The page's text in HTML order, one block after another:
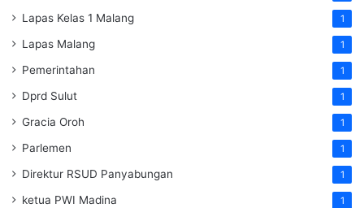
Lapas Kelas 1 Malang 1
Lapas Malang 1
Pemerintahan 1
Dprd Sulut 1
Gracia Oroh 1
Parlemen 1
Direktur RSUD Panyabungan 1
ketua PWI Madina 1